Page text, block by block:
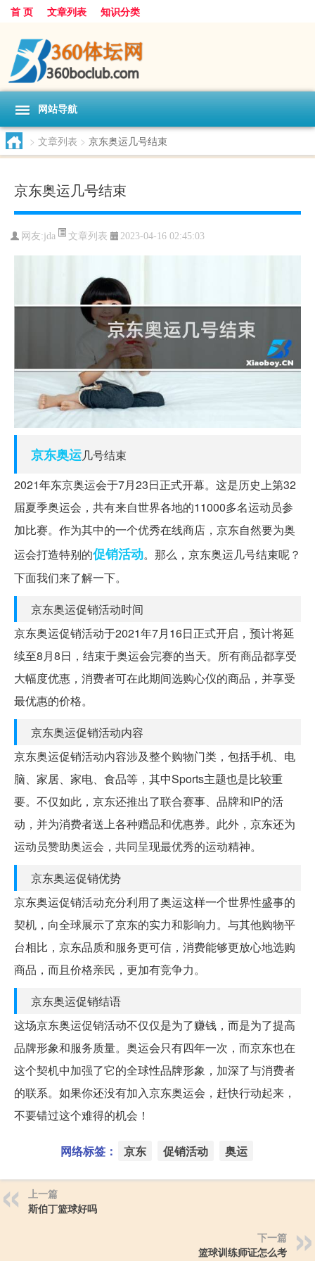
首 页 文章列表 知识分类
网站导航
> 文章列表 > 京东奥运几号结束
京东奥运几号结束
网友:jda 文章列表 2023-04-16 02:45:03
京东奥运几号结束
2021年东京奥运会于7月23日正式开幕。这是历史上第32
届夏季奥运会，共有来自世界各地的11000多名运动员参
加比赛。作为其中的一个优秀在线商店，京东自然要为奥
运会打造特别的促销活动。那么，京东奥运几号结束呢？
下面我们来了解一下。
京东奥运促销活动时间
京东奥运促销活动于2021年7月16日正式开启，预计将延
续至8月8日，结束于奥运会完赛的当天。所有商品都享受
大幅度优惠，消费者可在此期间选购心仪的商品，并享受
最优惠的价格。
京东奥运促销活动内容
京东奥运促销活动内容涉及整个购物门类，包括手机、电
脑、家居、家电、食品等，其中Sports主题也是比较重
要。不仅如此，京东还推出了联合赛事、品牌和IP的活
动，并为消费者送上各种赠品和优惠券。此外，京东还为
运动员赞助奥运会，共同呈现最优秀的运动精神。
京东奥运促销优势
京东奥运促销活动充分利用了奥运这样一个世界性盛事的
契机，向全球展示了京东的实力和影响力。与其他购物平
台相比，京东品质和服务更可信，消费能够更放心地选购
商品，而且价格亲民，更加有竞争力。
京东奥运促销结语
这场京东奥运促销活动不仅仅是为了赚钱，而是为了提高
品牌形象和服务质量。奥运会只有四年一次，而京东也在
这个契机中加强了它的全球性品牌形象，加深了与消费者
的联系。如果你还没有加入京东奥运会，赶快行动起来，
不要错过这个难得的机会！
网络标签： 京东 促销活动 奥运
上一篇
斯伯丁篮球好吗
下一篇
篮球训练师证怎么考